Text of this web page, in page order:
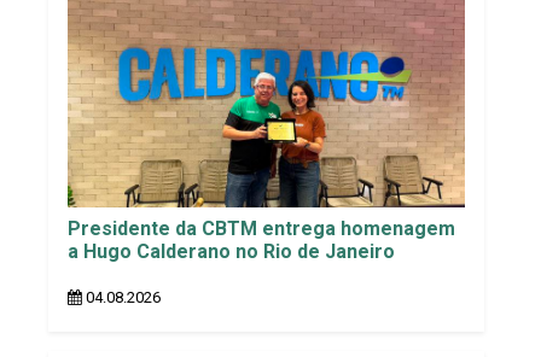
Presidente da CBTM entrega homenagem
a Hugo Calderano no Rio de Janeiro
04.08.2026